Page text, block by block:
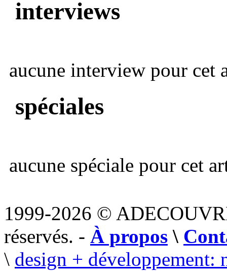
interviews
aucune interview pour cet
spéciales
aucune spéciale pour cet
1999-2026 ©
réservés. - À propos \
\ design + développement: